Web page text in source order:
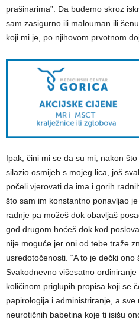
prašinarima”. Da budemo skroz
sam zasigurno ili malouman ili
koji mi je, po njihovom prvotnom
Ipak, čini mi se da su mi, nakon
silazio osmijeh s mojeg lica, još
počeli vjerovati da ima i gorih
što sam im konstantno ponavljao
radnje pa možeš dok obavljaš
god drugom hoćeš dok kod
nije moguće jer oni od tebe traže
usredotočenosti. “A to je dečki ono
Svakodnevno višesatno
količinom priglupih propisa koji se
papirologija i administriranje, a
neurotičnih babetina koje ti isišu